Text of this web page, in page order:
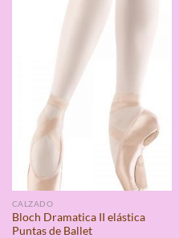
CALZADO
Bloch Dramatica II elástica
Puntas de Ballet